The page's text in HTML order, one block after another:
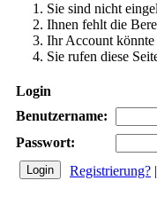
Sie sind nicht
Ihnen fehlt die
Ihr Account
Sie rufen diese
Login
Benutzername:
Passwort:
Registrierung? |